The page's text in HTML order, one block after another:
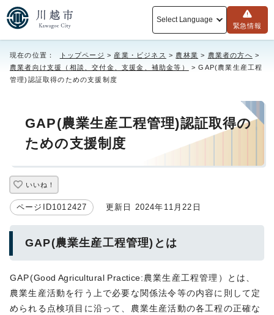
Select Language
緊急情報
現在の位置： トップページ > 産業・ビジネス > 農林業 > 農業者の方へ >
農業者向け支援（相談、交付金、支援金、補助金等）
> GAP(農業生産工程
管理)認証取得のための支援制度
GAP(農業生産工程管理)認証取得の
ための支援制度
いいね！
ページID1012427 更新日 2024年11月22日
GAP(農業生産工程管理)とは
GAP(Good Agricultural Practice:農業生産工程管理）とは、
農業生産活動を行う上で必要な関係法令等の内容に則して定
められる点検項目に沿って、農業生産活動の各工程の正確な